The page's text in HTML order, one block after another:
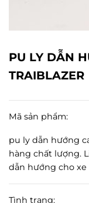
PU LY DẪN
TRAIBLAZER
Mã sản phẩm:
pu ly dẫn hướng
hàng chất lượng.
dẫn hướng cho
Tình trạng: